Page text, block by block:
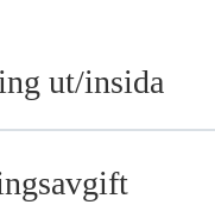
ut/insida